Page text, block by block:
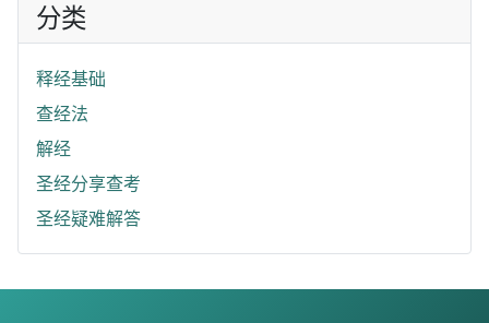
分类
释经基础
查经法
解经
圣经分享查考
圣经疑难解答